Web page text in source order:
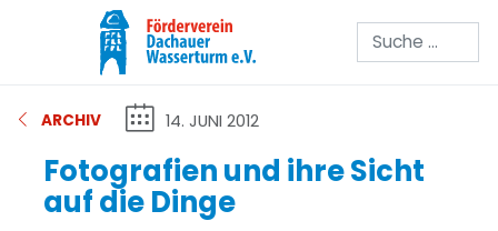
Suchen
ARCHIV 14. JUNI 2012
Fotografien und ihre Sicht
auf die Dinge